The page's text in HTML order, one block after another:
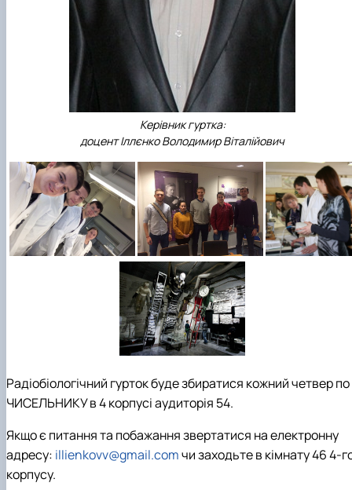
Керівник гуртка:
доцент Іллєнко Володимир Віталійович
Радіобіологічний гурток буде збиратися кожний четвер по
ЧИСЕЛЬНИКУ в 4 корпусі аудиторія 54.
Якщо є питання та побажання звертатися на електронну
адресу: illienkovv@gmail.comчи заходьте в кімнату 46 4-
корпусу.